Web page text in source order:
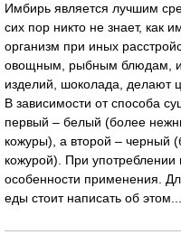
Имбирь является лучшим
сих пор никто не знает, как
организм при иных
овощным, рыбным блюдам,
изделий, шоколада, делают
В зависимости от способа
первый – белый (более
кожуры), а второй – черный
кожурой). При
особенности применения.
еды стоит написать об этом...